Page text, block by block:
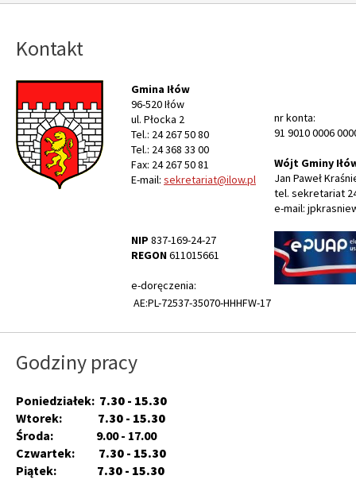
Kontakt
Gmina Iłów
96-520 Iłów
ul. Płocka 2
Tel.: 24 267 50 80
Tel.: 24 368 33 00
Fax: 24 267 50 81
E-mail: sekretariat@ilow.pl
NIP 837-169-24-27
REGON611015661
e-doręczenia:
AE:PL-72537-35070-HHHFW-17
nr konta:
91 9010 0006
Wójt Gminy
Jan Paweł
tel. sekretariat
e-mail:
Godziny pracy
Poniedziałek: 7.30 - 15.30
Wtorek: 7.30 - 15.30
Środa: 9.00 - 17.00
Czwartek: 7.30 - 15.30
Piątek: 7.30 - 15.30